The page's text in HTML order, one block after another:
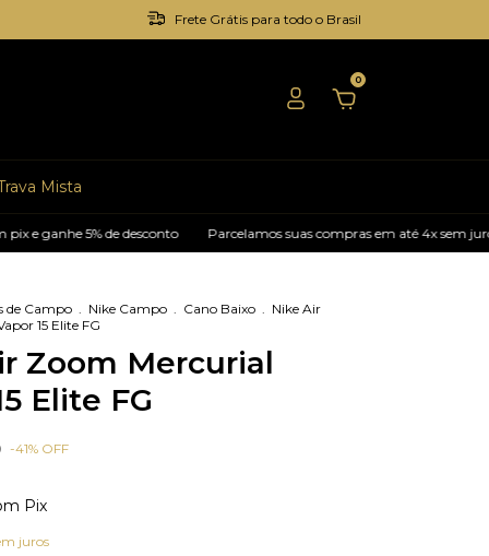
Frete Grátis para todo o Brasil
0
Mista
5% de desconto Parcelamos suas compras em até 4x sem juros
de Campo Nike Campo Cano Baixo
Nike Air
15 Elite FG
Zoom Mercurial
Elite FG
-41% OFF
Pix
juros